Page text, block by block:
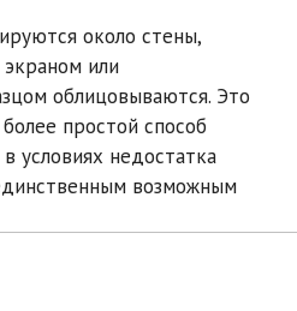
около стены,
или
облицовываются. Это
простой способ
условиях недостатка
возможным